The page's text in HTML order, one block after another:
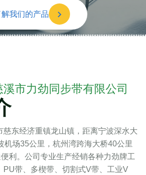
解我们的产品
市力劲同步带有限公司
慈东经济重镇龙山镇，距离宁波深水大
机场35公里，杭州湾跨海大桥40公里
利。公司专业生产经销各种力劲牌工
PU带、多楔带、切割式V带、工业V